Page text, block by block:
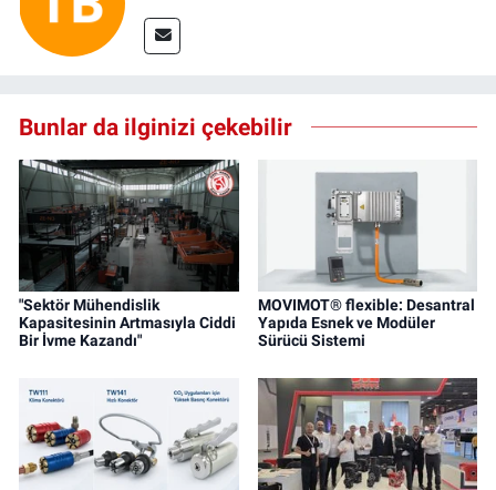
Bunlar da ilginizi çekebilir
"Sektör Mühendislik
Kapasitesinin Artmasıyla Ciddi
Bir İvme Kazandı"
MOVIMOT® flexible: Desantral
Yapıda Esnek ve Modüler
Sürücü Sistemi